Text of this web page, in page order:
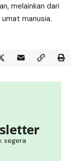
melainkan dari
manusia.
segera